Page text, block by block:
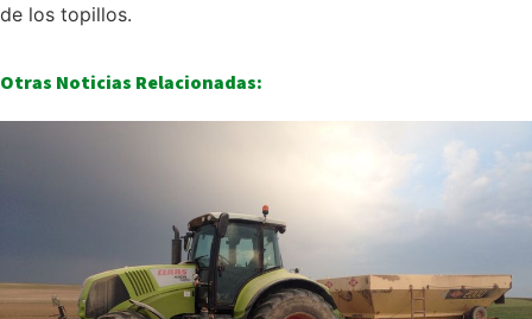
de los topillos.
Otras Noticias Relacionadas: